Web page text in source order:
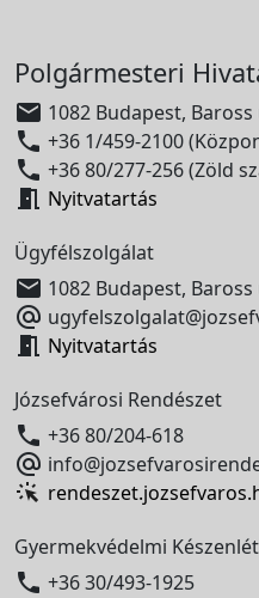
Polgármesteri
 1082 Budapest, Baross
 +36 1/459-2100
 +36 80/277-256 (Zöld
 Nyitvatartás
Ügyfélszolgálat
 1082 Budapest, Baross

 Nyitvatartás
Józsefvárosi Rendészet
 +36 80/204-618

Gyermekvédelmi
 +36 30/493-1925